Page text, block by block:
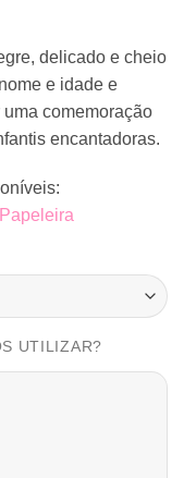
delicado e cheio
e idade e
comemoração
encantadoras.
UTILIZAR?